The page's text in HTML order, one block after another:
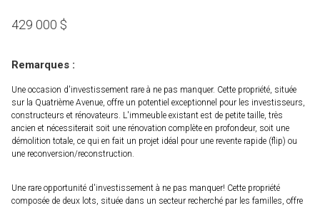
429 000 $
Remarques :
Une occasion d'investissement rare à ne pas manquer. Cette propriété, située
sur la Quatrième Avenue, offre un potentiel exceptionnel pour les investisseurs,
constructeurs et rénovateurs. L'immeuble existant est de petite taille, très
ancien et nécessiterait soit une rénovation complète en profondeur, soit une
démolition totale, ce qui en fait un projet idéal pour une revente rapide (flip) ou
une reconversion/reconstruction.
Une rare opportunité d'investissement à ne pas manquer! Cette propriété
composée de deux lots, située dans un secteur recherché par les familles, offre